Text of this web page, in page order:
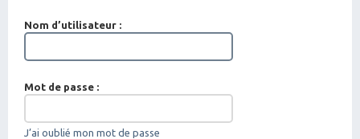
Nom d’utilisateur :
Mot de passe :
J’ai oublié mon mot de passe